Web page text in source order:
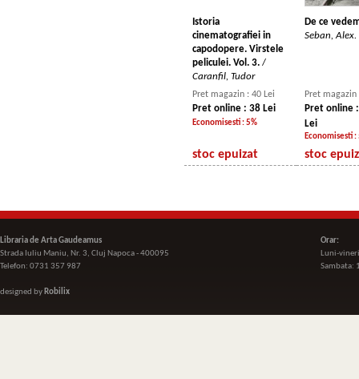
Istoria
cinematografiei in
capodopere. Virstele
peliculei. Vol. 3. /
Caranfil, Tudor
De ce
Seban, Alex.
Pret magazin : 40 Lei
Pret online : 38 Lei
Economisesti : 5%
Pret magazin
Pret online
Lei
Economisesti :
stoc epuizat stoc
Libraria de Arta Gaudeamus
Strada Iuliu Maniu, Nr. 3, Cluj Napoca - 400095
Telefon: 0731 357 987
designed by Robilix
Orar:
Luni-
Sambata: